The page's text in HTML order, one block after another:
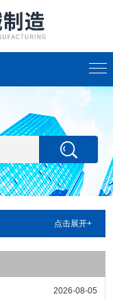
点击展开+
2026-08-05